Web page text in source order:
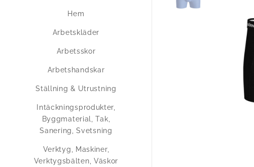
Hem
Arbetskläder
Arbetsskor
Arbetshandskar
Ställning & Utrustning
Intäckningsprodukter,
Byggmaterial, Tak,
Sanering, Svetsning
Verktyg, Maskiner,
Verktygsbälten, Väskor